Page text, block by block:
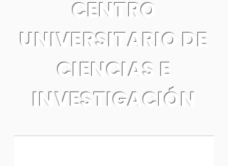
CENTRO
UNIVERSITARIO DE
CIENCIAS E
INVESTIGACIÓN